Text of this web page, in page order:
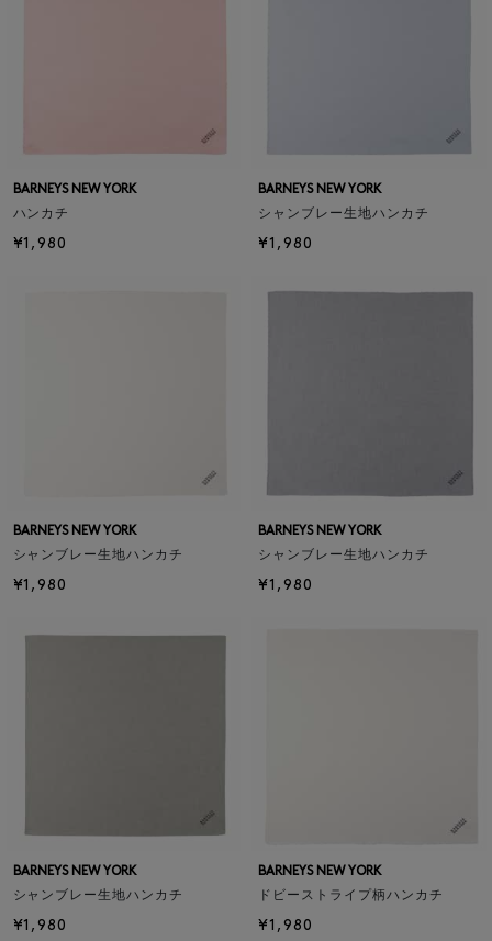
BARNEYS NEW YORK
ハンカチ
¥1,980
BARNEYS NEW YORK
シャンブレー生地ハンカチ
¥1,980
BARNEYS NEW YORK
シャンブレー生地ハンカチ
¥1,980
BARNEYS NEW YORK
シャンブレー生地ハンカチ
¥1,980
BARNEYS NEW YORK
シャンブレー生地ハンカチ
¥1,980
BARNEYS NEW YORK
ドビーストライプ柄ハンカチ
¥1,980